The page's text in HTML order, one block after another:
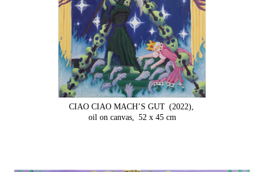
CIAO CIAO MACH’S GUT (2022),
oil on canvas,
52 x 45 cm